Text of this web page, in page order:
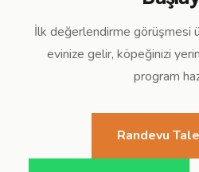
İlk değerlendirme görüşmesi
evinize gelir, köpeğinizi
program
Randevu